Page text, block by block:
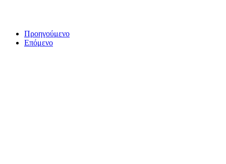
Προηγούμενο
Επόμενο